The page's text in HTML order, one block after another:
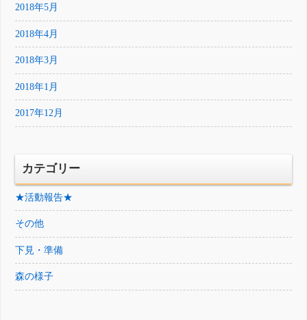
2018年5月
2018年4月
2018年3月
2018年1月
2017年12月
カテゴリー
★活動報告★
その他
下見・準備
森の様子